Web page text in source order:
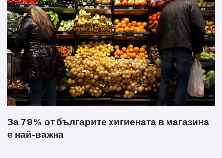
За 79% от българите хигиената в магазина
е най-важна